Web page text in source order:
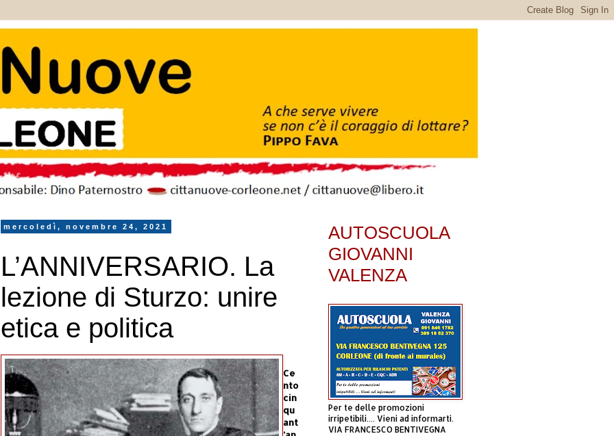
mercoledì, novembre 24, 2021
L’ANNIVERSARIO. La
lezione di Sturzo: unire
etica e politica
Ce
nto
cin
qu
ant
AUTOSCUOLA
GIOVANNI
VALENZA
Per te delle promozioni
irripetibili.... Vieni ad informarti.
VIA FRANCESCO BENTIVEGNA